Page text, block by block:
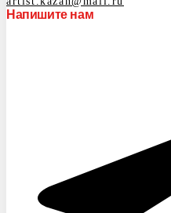
Напишите нам